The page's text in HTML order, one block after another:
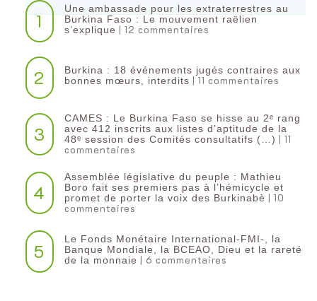
1
Une ambassade pour les extraterrestres au
Burkina Faso : Le mouvement raëlien
s’explique | 12 commentaires
2
Burkina : 18 événements jugés contraires aux
bonnes mœurs, interdits | 11 commentaires
3
CAMES : Le Burkina Faso se hisse au 2ᵉ rang
avec 412 inscrits aux listes d’aptitude de la
48ᵉ session des Comités consultatifs (…) | 11
commentaires
4
Assemblée législative du peuple : Mathieu
Boro fait ses premiers pas à l’hémicycle et
promet de porter la voix des Burkinabè | 10
commentaires
5
Le Fonds Monétaire International-FMI-, la
Banque Mondiale, la BCEAO, Dieu et la rareté
de la monnaie | 6 commentaires